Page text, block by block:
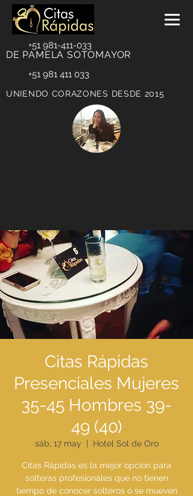
+51 981-411-033
DE PAMELA SOTOMAYOR
+51 981 411 033
UNIENDO CORAZONES DESDE 2015
Citas Rápidas
Presenciales Mujeres
35-45 Hombres 39-
49 (40)
sáb, 17 may Hotel Sol de Oro
Citas Rápidas es la mejor opción para
solteras profesionales que no tienen
tiempo de conocer solteros o se mueven